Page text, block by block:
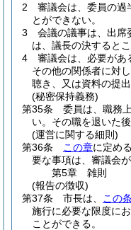
2
審議会は、委員の過
とができない。
3
会議の議事は、出席
は、議長の決するとこ
4
審議会は、必要があ
その他の関係者に対
聴き、又は資料の提
(秘密保持義務)
第35条
委員は、職務
い。 その職を退いた
(運営に関する細則)
第36条
この章に定め
要な事項は、審議会が
第5章
雑則
(報告の徴収)
第37条
市長は、 この
施行に必要な限度に
ことができる。